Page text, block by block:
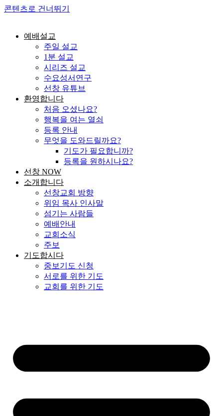
콘텐츠로 건너뛰기
예배설교
주일 설교
1분 설교
시리즈 설교
수요성서연구
선창 유튜브
환영합니다
처음 오셨나요?
행복을 여는 열쇠
등록 안내
무엇을 도와드릴까요?
기도가 필요합니까?
등록을 원하시나요?
선창 NOW
소개합니다
선창교회 방향
위임 목사 인사말
섬기는 사람들
예배안내
교회소식
주보
기도합시다
중보기도 신청
서로를 위한 기도
교회를 위한 기도